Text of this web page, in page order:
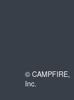
© CAMPFIRE,
Inc.